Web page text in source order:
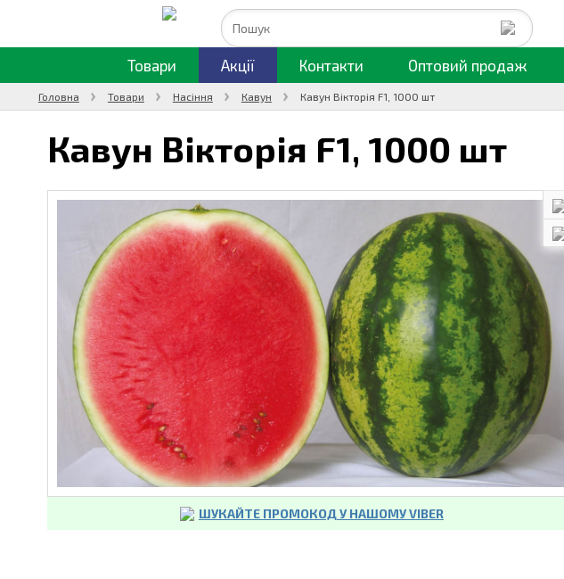
Товари Акції Контакти Оптовий продаж
Головна Товари Насіння Кавун Кавун Вікторія F1, 1000 шт
Кавун Вікторія F1, 1000 шт
ШУКАЙТЕ ПРОМОКОД У НАШОМУ VIBER